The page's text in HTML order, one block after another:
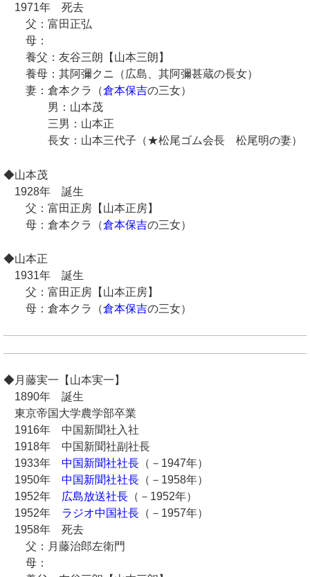
1971年 死去
父：富田正弘
母：
養父：友谷三朗【山本三朗】
養母：其阿彌クニ（広島、其阿彌甚蔵の長女）
妻：倉本クラ（倉本保吉の三女）
男：山本茂
三男：山本正
長女：山本三代子（★松尾ゴム会長 松尾明の妻）
◆山本茂
1928年 誕生
父：富田正房【山本正房】
母：倉本クラ（倉本保吉の三女）
◆山本正
1931年 誕生
父：富田正房【山本正房】
母：倉本クラ（倉本保吉の三女）
◆月藤実一【山本実一】
1890年 誕生
東京帝国大学農学部卒業
1916年 中国新聞社入社
1918年 中国新聞社副社長
1933年 中国新聞社社長（－1947年）
1950年 中国新聞社社長（－1958年）
1952年
広島放送社長（－1952年）
1952年 ラジオ中国社長（－1957年）
1958年 死去
父：月藤治郎左衛門
母：